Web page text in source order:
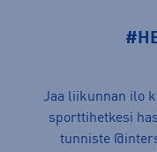
Jaa liikunnan ilo
sporttihetkesi
tunniste